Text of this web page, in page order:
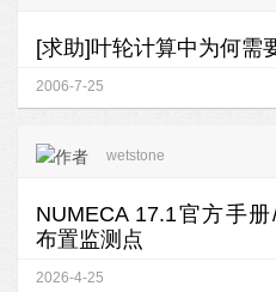
[求助]叶轮计算中为何需
2006-7-25
wetstone
NUMECA 17.1官方手
布置监测点
2026-4-25